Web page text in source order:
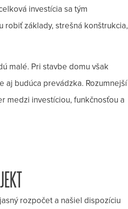
investícia sa tým
robiť základy, strešná konštrukcia,
malé. Pri stavbe domu však
budúca prevádzka. Rozumnejší
medzi investíciou, funkčnosťou a
rozpočet a našiel dispozíciu